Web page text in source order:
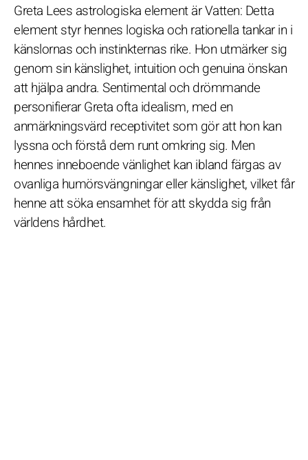
Greta Lees astrologiska element är Vatten: Detta
element styr hennes logiska och rationella tankar in i
känslornas och instinkternas rike. Hon utmärker sig
genom sin känslighet, intuition och genuina önskan
att hjälpa andra. Sentimental och drömmande
personifierar Greta ofta idealism, med en
anmärkningsvärd receptivitet som gör att hon kan
lyssna och förstå dem runt omkring sig. Men
hennes inneboende vänlighet kan ibland färgas av
ovanliga humörsvängningar eller känslighet, vilket får
henne att söka ensamhet för att skydda sig från
världens hårdhet.